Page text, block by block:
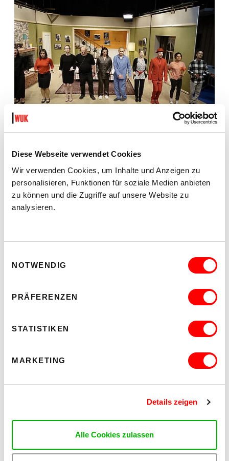
Diese Webseite verwendet Cookies
Wir verwenden Cookies, um Inhalte und Anzeigen zu
personalisieren, Funktionen für soziale Medien anbieten
zu können und die Zugriffe auf unsere Website zu
analysieren.
NOTWENDIG
PRÄFERENZEN
STATISTIKEN
MARKETING
Details zeigen
Alle Cookies zulassen